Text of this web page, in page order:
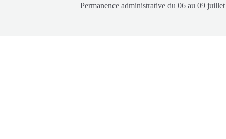
Permanence administrative du 06 au 09